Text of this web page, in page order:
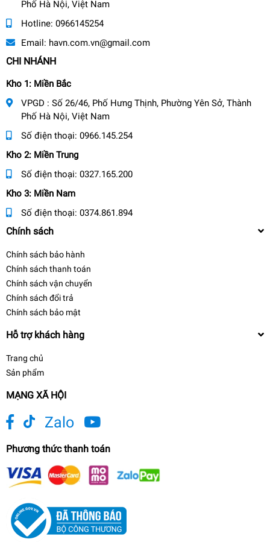
Phố Hà Nội, Việt Nam
Hotline: 0966145254
Email: havn.com.vn@gmail.com
CHI NHÁNH
Kho 1: Miền Bắc
VPGD : Số 26/46, Phố Hưng Thịnh, Phường Yên Sở, Thành
Phố Hà Nội, Việt Nam
Số điện thoại: 0966.145.254
Kho 2: Miền Trung
Số điện thoại: 0327.165.200
Kho 3: Miền Nam
Số điện thoại: 0374.861.894
Chính sách
Chính sách bảo hành
Chính sách thanh toán
Chính sách vận chuyển
Chính sách đổi trả
Chính sách bảo mật
Hỗ trợ khách hàng
Trang chủ
Sản phẩm
MẠNG XÃ HỘI
Zalo
Phương thức thanh toán